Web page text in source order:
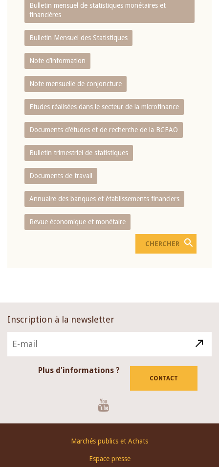
Bulletin mensuel de statistiques monétaires et
financières
Bulletin Mensuel des Statistiques
Note d’information
Note mensuelle de conjoncture
Etudes réalisées dans le secteur de la microfinance
Documents d’études et de recherche de la BCEAO
Bulletin trimestriel de statistiques
Documents de travail
Annuaire des banques et établissements financiers
Revue économique et monétaire
Inscription à la newsletter
Plus d'informations ?
CONTACT
Marchés publics et Achats
Espace presse